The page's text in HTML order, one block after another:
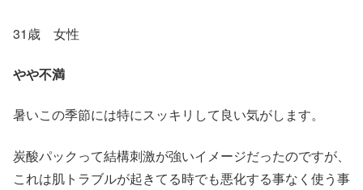
31歳 女性
やや不満
暑いこの季節には特にスッキリして良い気がします。
炭酸パックって結構刺激が強いイメージだったのですが、
これは肌トラブルが起きてる時でも悪化する事なく使う事